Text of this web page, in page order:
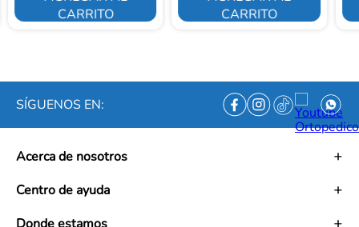
CARRITO
CARRITO
SÍGUENOS EN:
Acerca de nosotros
Misión
Centro de ayuda